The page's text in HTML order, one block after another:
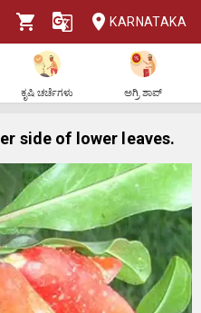
KARNATAKA
ಕೃಷಿ ಚರ್ಚೆಗಳು ಅಗ್ರಿ ಶಾಪ್
side of lower leaves.